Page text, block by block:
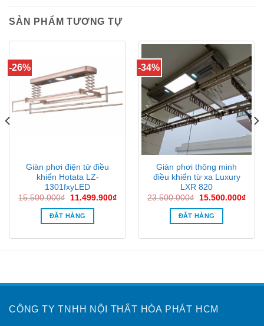
SẢN PHẨM TƯƠNG TỰ
-26%
Giàn phơi điện tử điều
khiển Hotata LZ-
1301fxyLED
15.500.000₫
Giá
là:
15.500.000₫.
11.499.900₫Giá
ĐẶT HÀNG
-34%
Giàn phơi thông minh
điều khiển từ xa Luxury
LXR 820
23.500.000₫
Giá
là:
23.500.000₫.
15.500.000₫Giá
ĐẶT HÀNG
CÔNG TY TNHH NỘI THẤT HÒA PHÁT HCM